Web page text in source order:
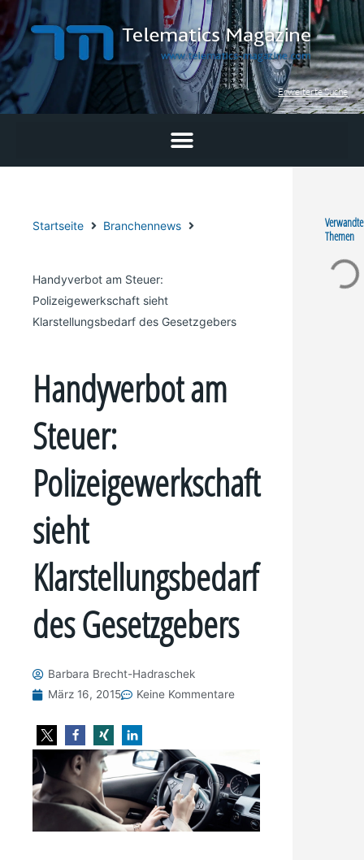
Zum
Inhalt
springen
Erweiterte Suche
Startseite Branchennews
Handyverbot am Steuer:
Polizeigewerkschaft sieht
Klarstellungsbedarf des Gesetzgebers
Handyverbot am
Steuer:
Polizeigewerkschaft
sieht
Klarstellungsbedarf
des Gesetzgebers
Barbara Brecht-Hadraschek
März 16, 2015
Keine Kommentare
Verwandte
Themen